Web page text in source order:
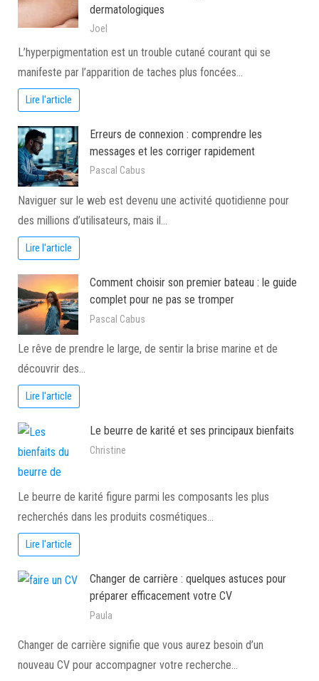
dermatologiques
Joel
L’hyperpigmentation est un trouble cutané courant qui se
manifeste par l’apparition de taches plus foncées…
Lire l'article
Erreurs de connexion : comprendre les
messages et les corriger rapidement
Pascal Cabus
Naviguer sur le web est devenu une activité quotidienne pour
des millions d’utilisateurs, mais il…
Lire l'article
Comment choisir son premier bateau : le guide
complet pour ne pas se tromper
Pascal Cabus
Le rêve de prendre le large, de sentir la brise marine et de
découvrir des…
Lire l'article
Le beurre de karité et ses principaux bienfaits
Christine
Le beurre de karité figure parmi les composants les plus
recherchés dans les produits cosmétiques…
Lire l'article
Changer de carrière : quelques astuces pour
préparer efficacement votre CV
Paula
Changer de carrière signifie que vous aurez besoin d’un
nouveau CV pour accompagner votre recherche…